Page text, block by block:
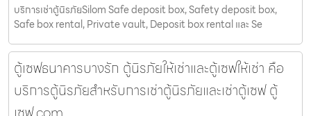
บริการเช่าตู้นิรภัยSilom Safe deposit box, Safety deposit box,
Safe box rental, Private vault, Deposit box rental และ Se
ตู้เซฟธนาคารบางรัก ตู้นิรภัยให้เช่าและตู้เซฟให้เช่า คือ
บริการตู้นิรภัยสำหรับการเช่าตู้นิรภัยและเช่าตู้เซฟ ตู้